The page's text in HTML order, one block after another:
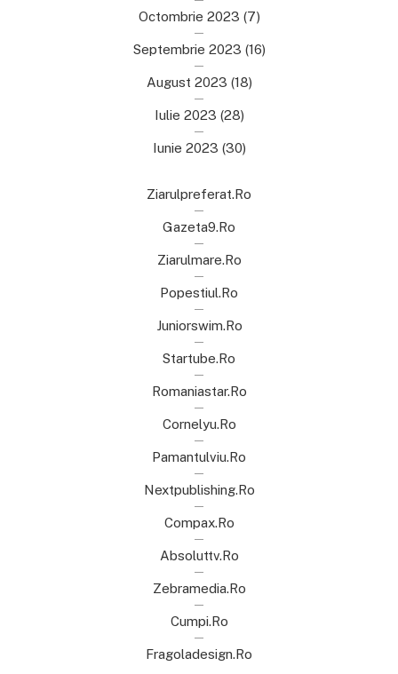
Octombrie 2023 (7)
Septembrie 2023 (16)
August 2023 (18)
Iulie 2023 (28)
Iunie 2023 (30)
Ziarulpreferat.ro
Gazeta9.ro
Ziarulmare.ro
Popestiul.ro
Juniorswim.ro
Startube.ro
Romaniastar.ro
Cornelyu.ro
Pamantulviu.ro
Nextpublishing.ro
Compax.ro
Absoluttv.ro
Zebramedia.ro
Cumpi.ro
Fragoladesign.ro